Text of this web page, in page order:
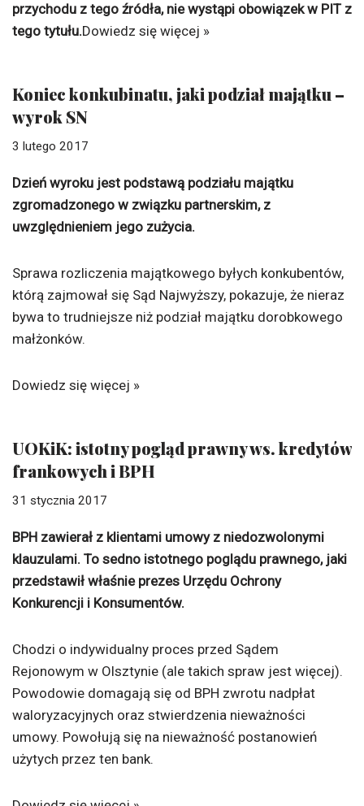
przychodu z tego źródła, nie wystąpi obowiązek w PIT z
tego tytułu.Dowiedz się więcej »
Koniec konkubinatu, jaki podział majątku –
wyrok SN
3 lutego 2017
Dzień wyroku jest podstawą podziału majątku
zgromadzonego w związku partnerskim, z
uwzględnieniem jego zużycia.
Sprawa rozliczenia majątkowego byłych konkubentów,
którą zajmował się Sąd Najwyższy, pokazuje, że nieraz
bywa to trudniejsze niż podział majątku dorobkowego
małżonków.
Dowiedz się więcej »
UOKiK: istotny pogląd prawny ws. kredytów
frankowych i BPH
31 stycznia 2017
BPH zawierał z klientami umowy z niedozwolonymi
klauzulami. To sedno istotnego poglądu prawnego, jaki
przedstawił właśnie prezes Urzędu Ochrony
Konkurencji i Konsumentów.
Chodzi o indywidualny proces przed Sądem
Rejonowym w Olsztynie (ale takich spraw jest więcej).
Powodowie domagają się od BPH zwrotu nadpłat
waloryzacyjnych oraz stwierdzenia nieważności
umowy. Powołują się na nieważność postanowień
użytych przez ten bank.